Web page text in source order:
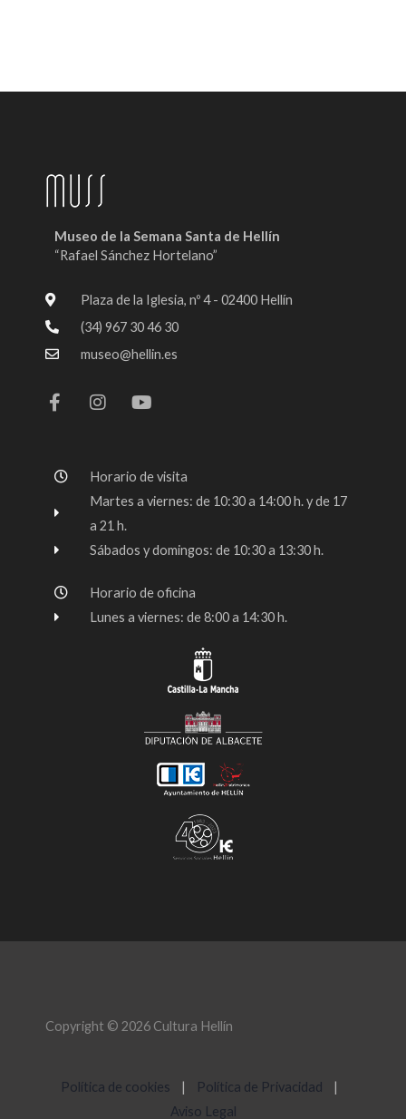
Museo de la Semana Santa de Hellín
“Rafael Sánchez Hortelano”
Plaza de la Iglesia, nº 4 - 02400 Hellín
(34) 967 30 46 30
museo@hellin.es
a
c
o
o
-
n
s
r
a
m
o
u
e
Horario de visita
Martes a viernes: de 10:30 a 14:00 h. y de 17
a 21 h.
Sábados y domingos: de 10:30 a 13:30 h.
Horario de oficina
Lunes a viernes: de 8:00 a 14:30 h.
Copyright © 2026 Cultura Hellín
Política de cookies | Política de Privacidad
|
Aviso Legal